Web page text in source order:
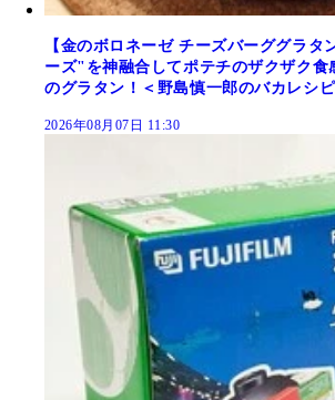
【金のボロネーゼ チーズバーググラタ
ーズ"を神融合してポテチのザクザク食
のグラタン！＜野島慎一郎のバカレシピ
2026年08月07日 11:30